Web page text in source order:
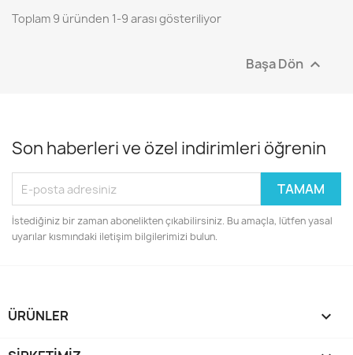
Toplam 9 üründen 1-9 arası gösteriliyor
Başa Dön 
Son haberleri ve özel indirimleri öğrenin
İstediğiniz bir zaman abonelikten çıkabilirsiniz. Bu amaçla, lütfen yasal
uyarılar kısmındaki iletişim bilgilerimizi bulun.
ÜRÜNLER 